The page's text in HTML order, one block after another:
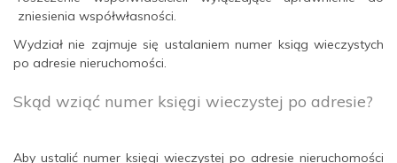
zniesienia współwłasności.
Wydział nie zajmuje się ustalaniem numer ksiąg wieczystych
po adresie nieruchomości.
Skąd wziąć numer księgi wieczystej po adresie?
Aby ustalić numer księgi wieczystej po adresie nieruchomości